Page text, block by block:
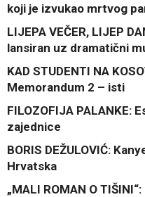
koji je izvukao mrtvog
LIJEPA VEČER, LIJEP
lansiran uz dramatični
KAD STUDENTI NA
Memorandum 2 – isti
FILOZOFIJA PALANKE:
zajednice
BORIS DEŽULOVIĆ:
Hrvatska
„MALI ROMAN O